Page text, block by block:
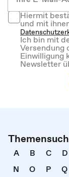
Hiermit
und mit
Ich bin mit
Versendung
Einwilligung
Newsletter
A B C D
N
O P Q